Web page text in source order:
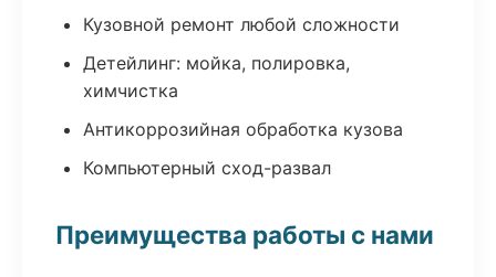
Кузовной ремонт любой сложности
Детейлинг: мойка, полировка,
химчистка
Антикоррозийная обработка кузова
Компьютерный сход-развал
Преимущества работы с нами